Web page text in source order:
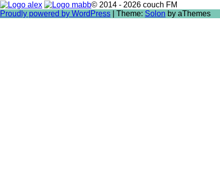
© 2014 - 2026 couch FM
Proudly powered by WordPress
Theme: Solon by aThemes